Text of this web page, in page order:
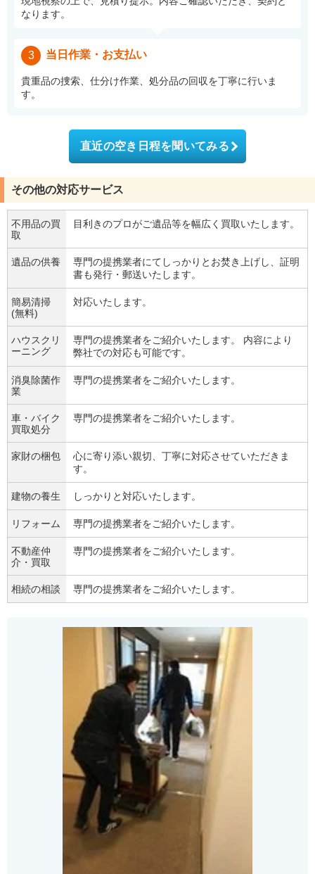
なります。
3 当日作業・お支払い
貴重品の捜索、仕分け作業、処分品の回収を丁寧に行いま
す。
直近の空き日程を聞いてみる
その他の対応サービス
不用品の買
取
目利きのプロがご遺品等を幅広く買取いたします。
遺品の供養
専門の提携業者にてしっかりとお焚き上げし、証明
書も発行・郵送いたします。
簡易清掃
(無料)
対応いたします。
ハウスクリ
ーニング
専門の提携業者をご紹介いたします。 内容により
弊社での対応も可能です。
消臭除菌作
業
専門の提携業者をご紹介いたします。
車・バイク
買取処分
専門の提携業者をご紹介いたします。
家財の梱包
心に寄り添い親切、丁寧に対応させていただきま
す。
建物の養生 しっかりと対応いたします。
リフォーム 専門の提携業者をご紹介いたします。
不動産仲
介・買取
専門の提携業者をご紹介いたします。
相続の相談 専門の提携業者をご紹介いたします。